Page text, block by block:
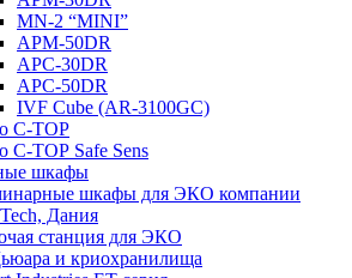
MN-2 “MINI”
APM-50DR
APC-30DR
APC-50DR
IVF Cube (AR-3100GC)
С-ТОР
С-ТОР Safe Sens
шкафы
шкафы для ЭКО компании
Дания
станция для ЭКО
и криохранилища